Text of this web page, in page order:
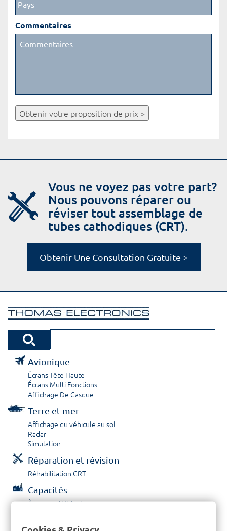
Commentaires
Obtenir votre proposition de prix >
Vous ne voyez pas votre part?
Nous pouvons réparer ou
réviser tout assemblage de
tubes cathodiques (CRT).
Obtenir Une Consultation Gratuite >
Avionique
Écrans Tête Haute
Écrans Multi Fonctions
Affichage De Casque
Terre et mer
Affichage du véhicule au sol
Radar
Simulation
Réparation et révision
Réhabilitation CRT
Capacités
À propos / Historique